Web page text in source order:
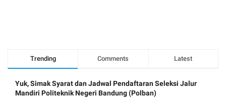
Trending Comments Latest
Yuk, Simak Syarat dan Jadwal Pendaftaran Seleksi Jalur
Mandiri Politeknik Negeri Bandung (Polban)